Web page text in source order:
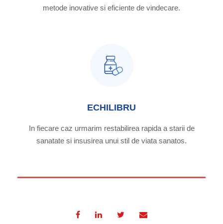
metode inovative si eficiente de vindecare.
ECHILIBRU
In fiecare caz urmarim restabilirea rapida a starii de
sanatate si insusirea unui stil de viata sanatos.